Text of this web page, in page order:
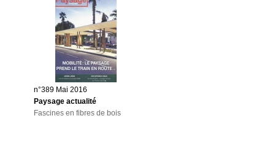
n°389 Mai 2016
Paysage actualité
Fascines en fibres de bois